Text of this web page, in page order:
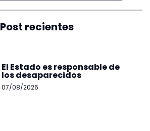
Post recientes
El Estado es responsable de
los desaparecidos
07/08/2026